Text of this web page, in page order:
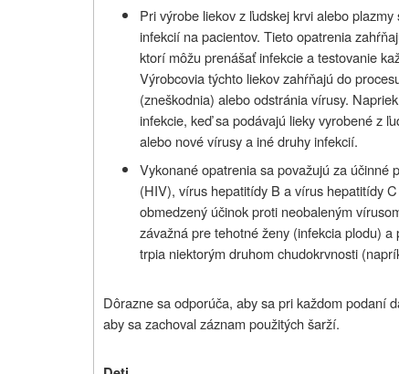
Pri výrobe liekov z ľudskej krvi alebo
infekcií na pacientov. Tieto opatrenia
ktorí môžu prenášať infekcie a testovanie
Výrobcovia týchto liekov zahŕňajú do
(zneškodnia) alebo odstránia vírusy.
infekcie, keď sa podávajú lieky vyrobené z
alebo nové vírusy a iné druhy infekcií.
Vykonané opatrenia sa považujú za účinné
(HIV), vírus hepatitídy B a vírus hepatitídy
obmedzený účinok proti neobaleným
závažná pre tehotné ženy (infekcia plodu)
trpia niektorým druhom chudokrvnosti
Dôrazne sa odporúča, aby sa pri každom podaní
aby sa zachoval záznam použitých šarží.